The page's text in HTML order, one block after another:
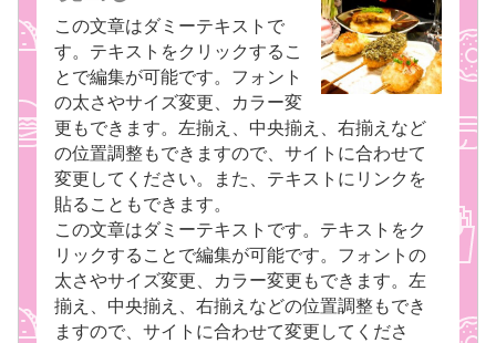
この文章はダミーテキストで
す。テキストをクリックするこ
とで編集が可能です。フォント
の太さやサイズ変更、カラー変
更もできます。左揃え、中央揃え、右揃えなど
の位置調整もできますので、サイトに合わせて
変更してください。また、テキストにリンクを
貼ることもできます。
この文章はダミーテキストです。テキストをク
リックすることで編集が可能です。フォントの
太さやサイズ変更、カラー変更もできます。左
揃え、中央揃え、右揃えなどの位置調整もでき
ますので、サイトに合わせて変更してくださ